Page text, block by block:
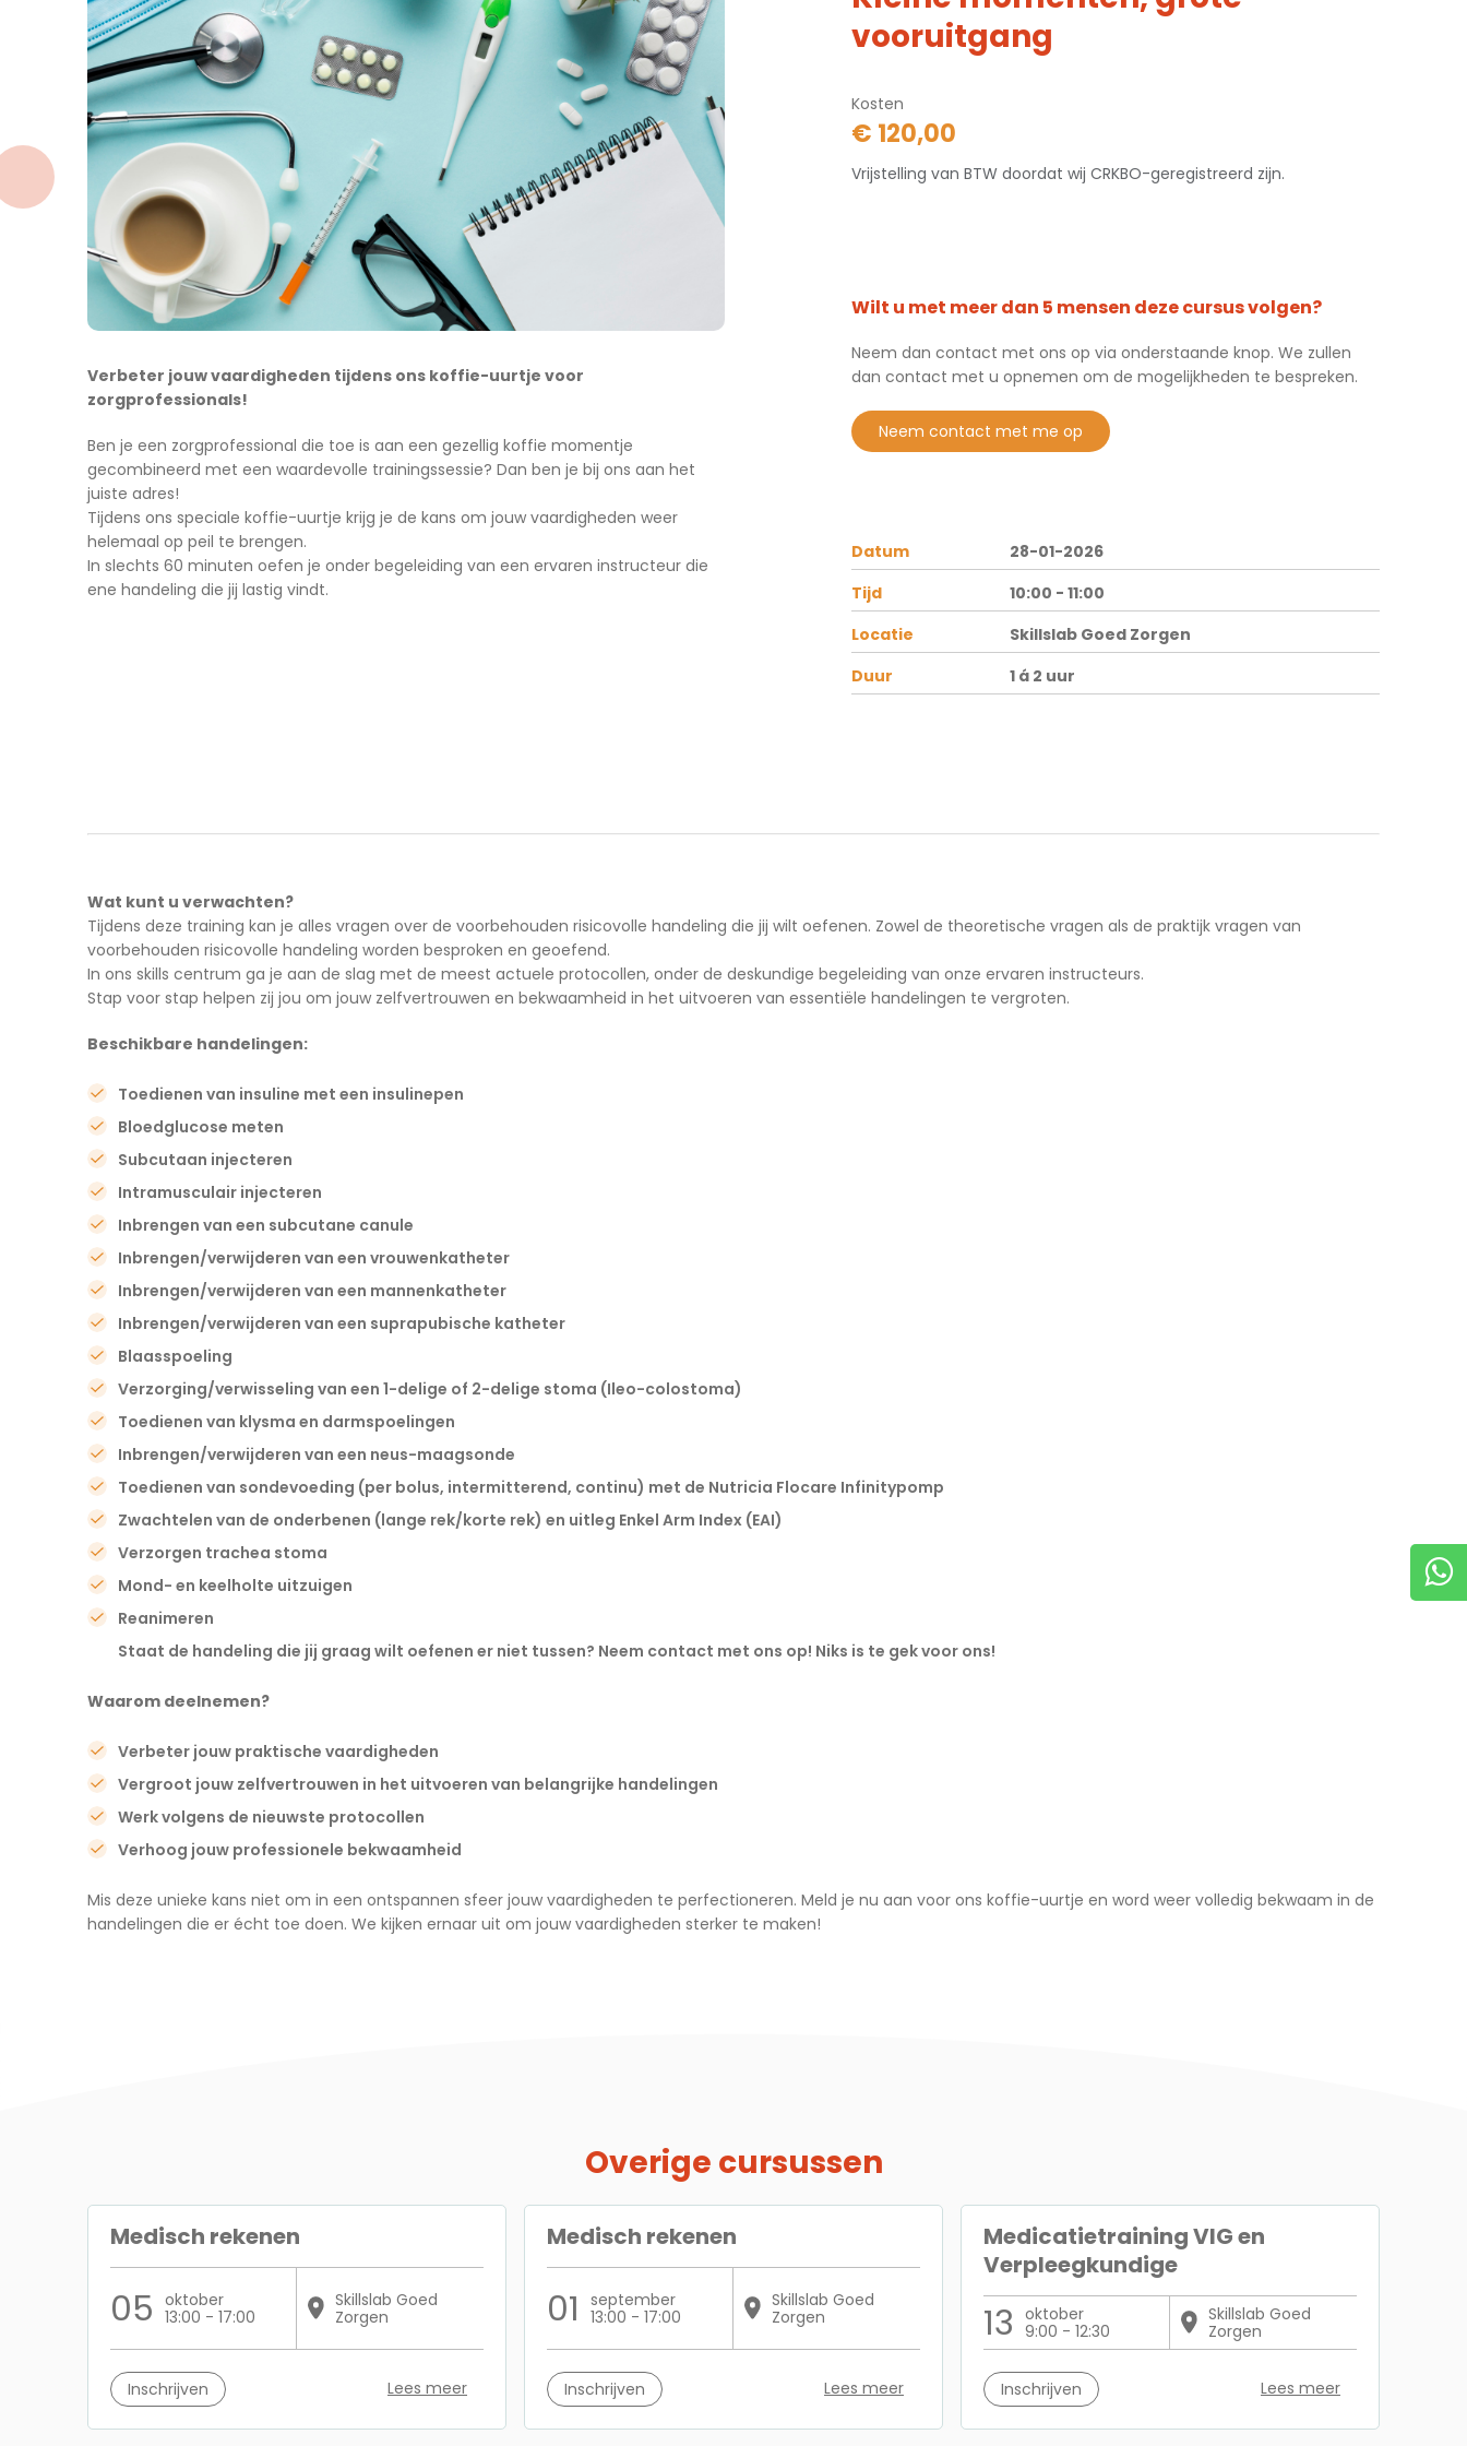
Verbeter jouw vaardigheden tijdens ons koffie-uurtje voor
zorgprofessionals!
Ben je een zorgprofessional die toe is aan een gezellig koffie momentje
gecombineerd met een waardevolle trainingssessie? Dan ben je bij ons aan het
juiste adres!
Tijdens ons speciale koffie-uurtje krijg je de kans om jouw vaardigheden weer
helemaal op peil te brengen.
In slechts 60 minuten oefen je onder begeleiding van een ervaren instructeur die
ene handeling die jij lastig vindt.
vooruitgang
Kosten
€ 120,00
Vrijstelling van BTW doordat wij CRKBO-geregistreerd zijn.
Wilt u met meer dan 5 mensen deze cursus volgen?
Neem dan contact met ons op via onderstaande knop. We zullen
dan contact met u opnemen om de mogelijkheden te bespreken.
neem contact met me op
Datum
28-01-2026
Tijd
10:00 - 11:00
Locatie
Skillslab Goed Zorgen
Duur
1 á 2 uur
Wat kunt u verwachten?
Tijdens deze training kan je alles vragen over de voorbehouden risicovolle handeling die jij wilt oefenen. Zowel de theoretische vragen als de praktijk vragen van
voorbehouden risicovolle handeling worden besproken en geoefend.
In ons skills centrum ga je aan de slag met de meest actuele protocollen, onder de deskundige begeleiding van onze ervaren instructeurs.
Stap voor stap helpen zij jou om jouw zelfvertrouwen en bekwaamheid in het uitvoeren van essentiële handelingen te vergroten.
Beschikbare handelingen:
Toedienen van insuline met een insulinepen
Bloedglucose meten
Subcutaan injecteren
Intramusculair injecteren
Inbrengen van een subcutane canule
Inbrengen/verwijderen van een vrouwenkatheter
Inbrengen/verwijderen van een mannenkatheter
Inbrengen/verwijderen van een suprapubische katheter
Blaasspoeling
Verzorging/verwisseling van een 1-delige of 2-delige stoma (Ileo-colostoma)
Toedienen van klysma en darmspoelingen
Inbrengen/verwijderen van een neus-maagsonde
Toedienen van sondevoeding (per bolus, intermitterend, continu) met de Nutricia Flocare Infinitypomp
Zwachtelen van de onderbenen (lange rek/korte rek) en uitleg Enkel Arm Index (EAI)
Verzorgen trachea stoma
Mond- en keelholte uitzuigen
Reanimeren
Staat de handeling die jij graag wilt oefenen er niet tussen? Neem contact met ons op! Niks is te gek voor ons!
Waarom deelnemen?
Verbeter jouw praktische vaardigheden
Vergroot jouw zelfvertrouwen in het uitvoeren van belangrijke handelingen
Werk volgens de nieuwste protocollen
Verhoog jouw professionele bekwaamheid
Mis deze unieke kans niet om in een ontspannen sfeer jouw vaardigheden te perfectioneren. Meld je nu aan voor ons koffie-uurtje en word weer volledig bekwaam in de
handelingen die er écht toe doen. We kijken ernaar uit om jouw vaardigheden sterker te maken!
Overige cursussen
Medisch rekenen
05
oktober
13:00 - 17:00
Skillslab Goed
Zorgen
Inschrijven Lees meer
Medisch rekenen
01
september
13:00 - 17:00
Skillslab Goed
Zorgen
Inschrijven Lees meer
Medicatietraining VIG en
Verpleegkundige
13 oktober
9:00 - 12:30
Skillslab Goed
Zorgen
Inschrijven Lees meer